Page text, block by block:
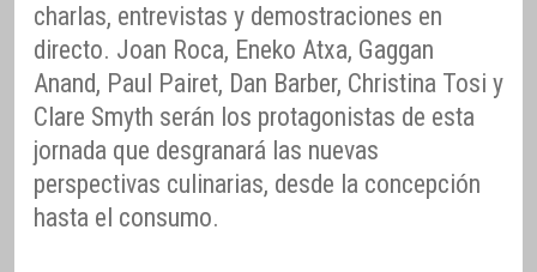
charlas, entrevistas y demostraciones en
directo. Joan Roca, Eneko Atxa, Gaggan
Anand, Paul Pairet, Dan Barber, Christina Tosi y
Clare Smyth serán los protagonistas de esta
jornada que desgranará las nuevas
perspectivas culinarias, desde la concepción
hasta el consumo.